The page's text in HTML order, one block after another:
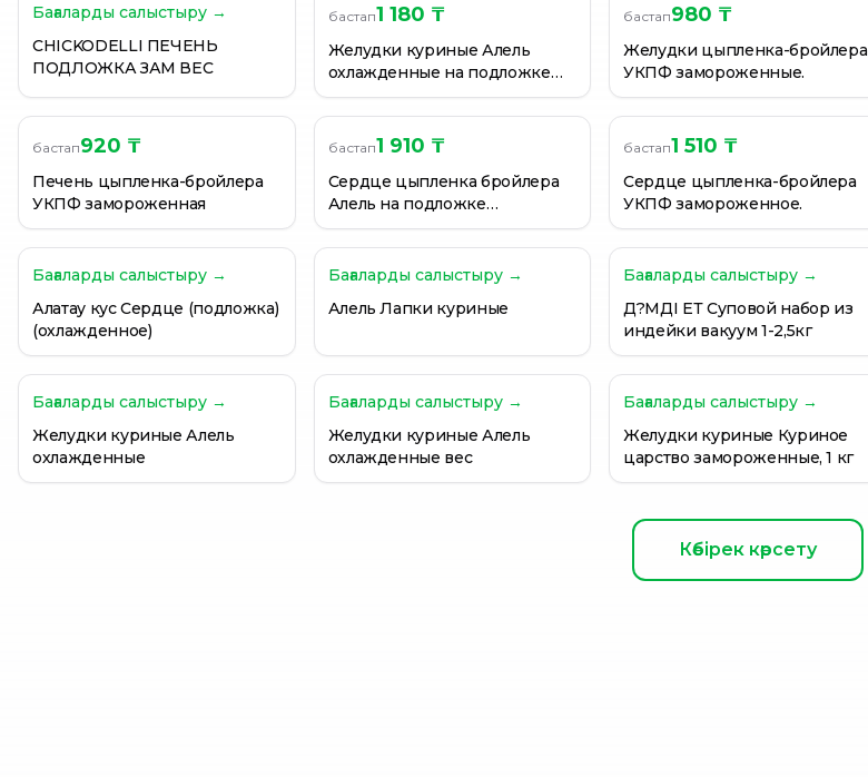
Бағаларды салыстыру →
CHICKODELLI ПЕЧЕНЬ
ПОДЛОЖКА ЗАМ ВЕС
бастап1 180 ₸
Желудки куриные Алель
охлажденные на подложке
вес
бастап980 ₸
Желудки цыпленка-бройлера
УКПФ замороженные.
бастап920 ₸
Печень цыпленка-бройлера
УКПФ замороженная
бастап1 910 ₸
Сердце цыпленка бройлера
Алель на подложке
охлажденное вес
бастап1 510 ₸
Сердце цыпленка-бройлера
УКПФ замороженное.
Бағаларды салыстыру →
Алатау кус Сердце (подложка)
(охлажденное)
Бағаларды салыстыру →
Алель Лапки куриные
Бағаларды салыстыру →
Д?МДІ ЕТ Суповой набор из
индейки вакуум 1-2,5кг
Бағаларды салыстыру →
Желудки куриные Алель
охлажденные
Бағаларды салыстыру →
Желудки куриные Алель
охлажденные вес
Бағаларды салыстыру →
Желудки куриные Куриное
царство замороженные, 1 кг
Көбірек көрсету
Желудки куриные Куриное царство замороженные, 1 кг
Желудки куриные охлажденные, вес
Желудки куриные охлажденные, вес